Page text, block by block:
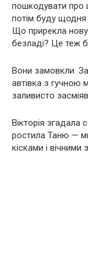
пошкодувати про
потім буду
Що прирекла
безладі? Це теж
Вони замовкли.
автівка з гучною
заливисто
Вікторія згадала
ростила Таню —
кісками і